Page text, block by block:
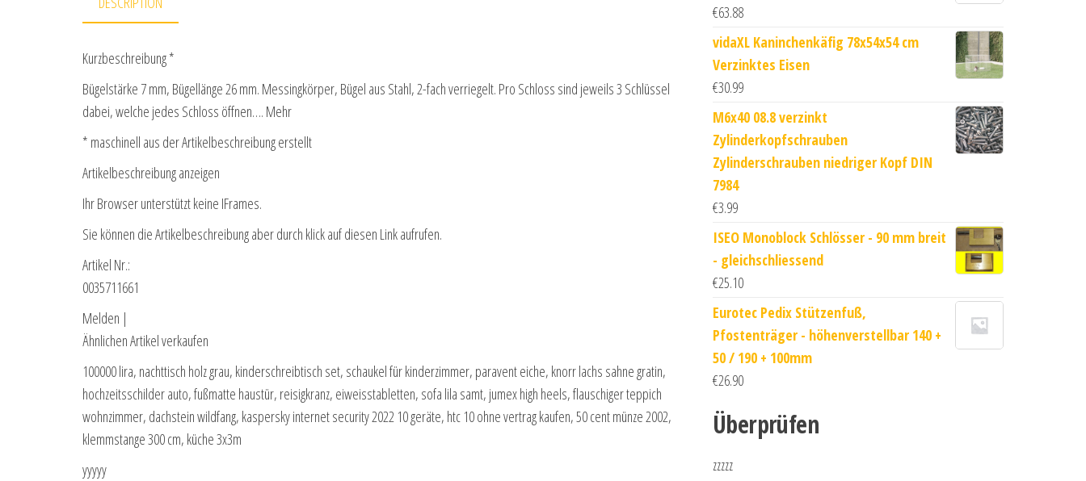
Kurzbeschreibung *
Bügelstärke 7 mm, Bügellänge 26 mm. Messingkörper, Bügel aus Stahl, 2-fach verriegelt. Pro Schloss sind jeweils 3 Schlüssel
dabei, welche jedes Schloss öffnen…. Mehr
* maschinell aus der Artikelbeschreibung erstellt
Artikelbeschreibung anzeigen
Ihr Browser unterstützt keine IFrames.
Sie können die Artikelbeschreibung aber durch klick auf diesen Link aufrufen.
Artikel Nr.:
0035711661
Melden |
Ähnlichen Artikel verkaufen
100000 lira, nachttisch holz grau, kinderschreibtisch set, schaukel für kinderzimmer, paravent eiche, knorr lachs sahne gratin,
hochzeitsschilder auto, fußmatte haustür, reisigkranz, eiweisstabletten, sofa lila samt, jumex high heels, flauschiger teppich
wohnzimmer, dachstein wildfang, kaspersky internet security 2022 10 geräte, htc 10 ohne vertrag kaufen, 50 cent münze 2002,
klemmstange 300 cm, küche 3x3m
yyyyy
€63.88
vidaXL Kaninchenkäfig 78x54x54 cm
Verzinktes Eisen
€30.99
M6x40 08.8 verzinkt
Zylinderkopfschrauben
Zylinderschrauben niedriger Kopf DIN
7984
€3.99
ISEO Monoblock Schlösser - 90 mm breit
- gleichschliessend
€25.10
Eurotec Pedix Stützenfuß,
Pfostenträger - höhenverstellbar 140 +
50 / 190 + 100mm
€26.90
Überprüfen
zzzzz